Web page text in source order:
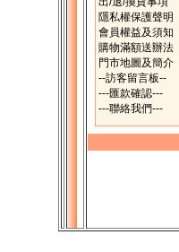
隱私權保護聲明
會員權益及須知
購物滿額送辦法
門市地圖及簡介
--訪客留言板--
---匯款確認---
---聯絡我們---